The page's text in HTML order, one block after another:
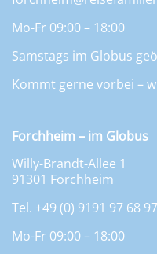
Mo-Fr 09:00 – 18:00
Samstags im Globus
Kommt gerne vorbei –
Forchheim – im Globus
Willy-Brandt-Allee 1
91301 Forchheim
Tel. +49 (0) 9191 97 68 97
Mo-Fr 09:00 – 18:00